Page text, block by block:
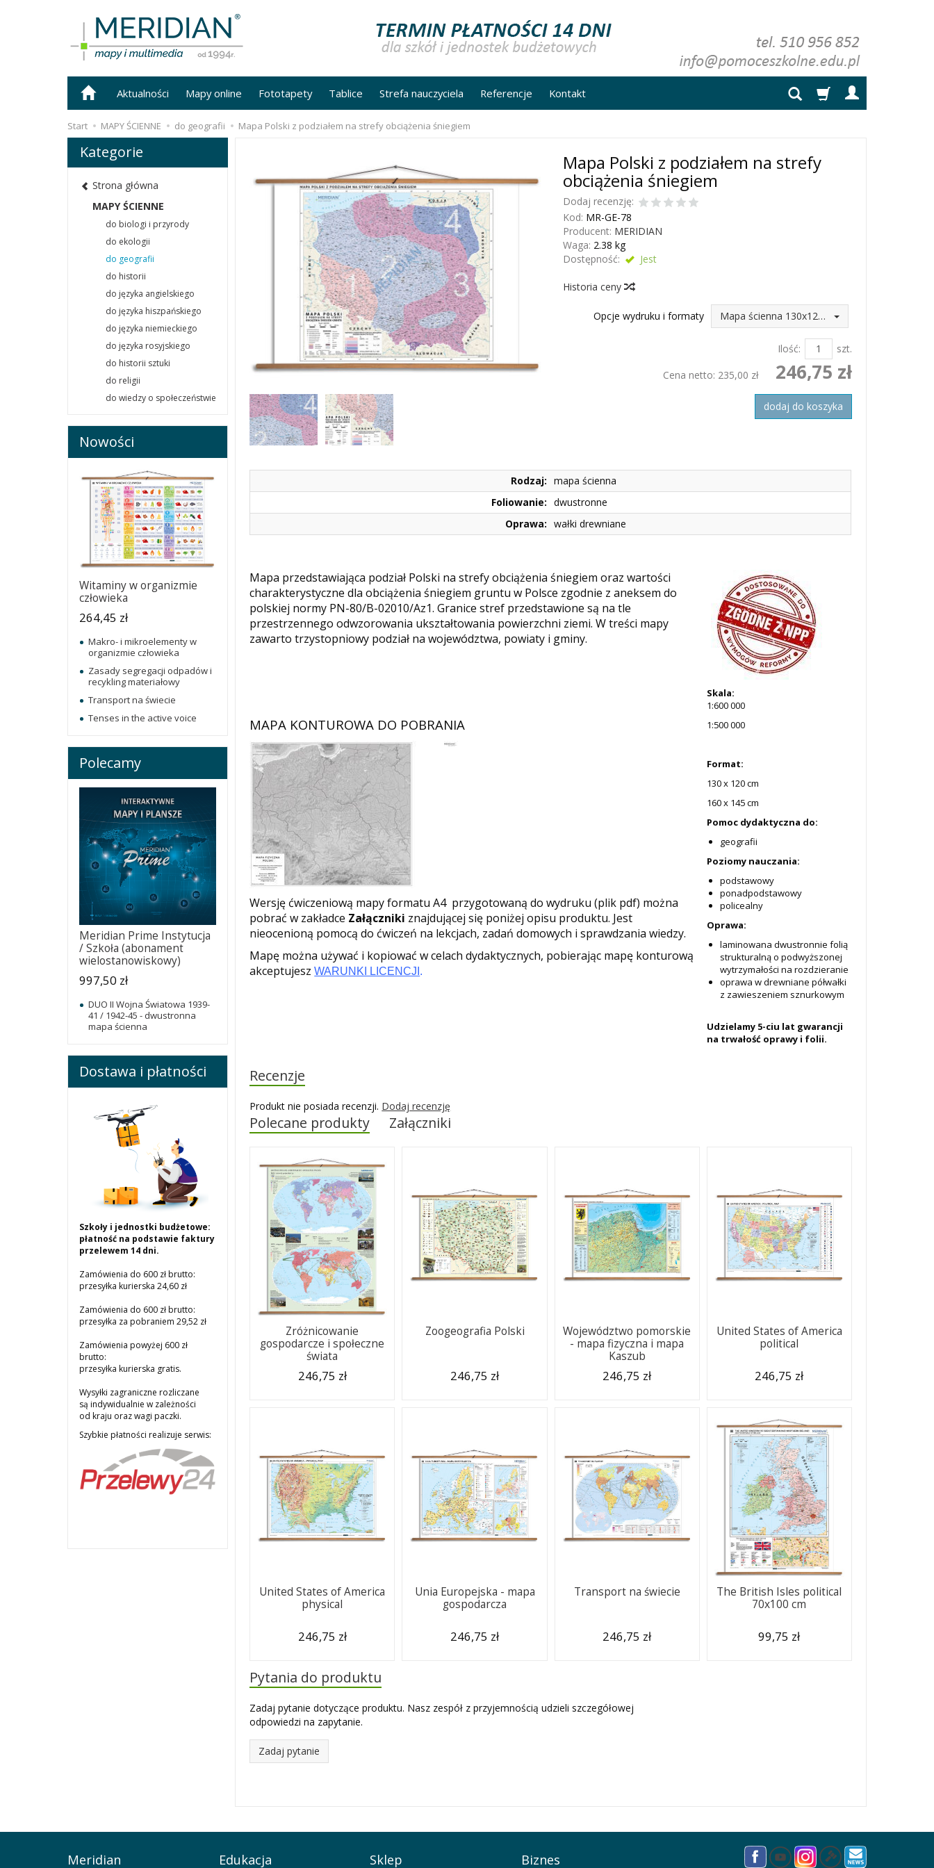
Aktualności Mapy online Fototapety Tablice Strefa nauczyciela Referencje Kontakt
Start MAPY ŚCIENNE do geografii Mapa Polski z podziałem na strefy obciążenia śniegiem
Mapa Polski z podziałem na strefy
obciążenia śniegiem
Dodaj recenzję:
Kod: MR-GE-78
Producent: MERIDIAN
Waga: 2.38 kg
Dostępność:
Jest
Historia ceny
Opcje wydruku i formaty Mapa ścienna 130x120 (246,75 zł)
Ilość:
szt.
Cena netto: 235,00 zł 246,75 zł
dodaj do koszyka
Rodzaj: mapa ścienna
Foliowanie: dwustronne
Oprawa: wałki drewniane
Mapa przedstawiająca podział Polski na strefy obciążenia śniegiem oraz wartości
charakterystyczne dla obciążenia śniegiem gruntu w Polsce zgodnie z aneksem do
polskiej normy PN-80/B-02010/Az1. Granice stref przedstawione są na tle
przestrzennego odwzorowania ukształtowania powierzchni ziemi. W treści mapy
zawarto trzystopniowy podział na województwa, powiaty i gminy.
MAPA KONTUROWA DO POBRANIA
Wersję ćwiczeniową mapy formatu A4 przygotowaną do wydruku (plik pdf) można
pobrać w zakładce Załączniki znajdującej się poniżej opisu produktu. Jest
nieocenioną pomocą do ćwiczeń na lekcjach, zadań domowych i sprawdzania wiedzy.
Mapę można używać i kopiować w celach dydaktycznych, pobierając mapę konturową
akceptujeszWARUNKI LICENCJI .
Skala:
1:600 000
1:500 000
Format:
130 x 120 cm
160 x 145 cm
Pomoc dydaktyczna do:
geografii
Poziomy nauczania:
podstawowy
ponadpodstawowy
policealny
Oprawa:
laminowana dwustronnie folią
strukturalną o podwyższonej
wytrzymałości na rozdzieranie
oprawa w drewniane półwałki
z zawieszeniem sznurkowym
Udzielamy 5-ciu lat gwarancji
na trwałość oprawy i folii.
Recenzje
Produkt nie posiada recenzji. Dodaj recenzję
Polecane produkty Załączniki
Zróżnicowanie
gospodarcze i społeczne
świata
246,75 zł
Zoogeografia Polski
246,75 zł
Województwo pomorskie
- mapa fizyczna i mapa
Kaszub
246,75 zł
United States of America
political
246,75 zł
United States of America
physical
246,75 zł
Unia Europejska - mapa
gospodarcza
246,75 zł
Transport na świecie
246,75 zł
The British Isles political
70x100 cm
99,75 zł
Pytania do produktu
Zadaj pytanie dotyczące produktu. Nasz zespół z przyjemnością udzieli szczegółowej
odpowiedzi na zapytanie.
Zadaj pytanie
Kategorie
Strona główna
MAPY ŚCIENNE
do biologi i przyrody
do ekologii
do geografii
do historii
do języka angielskiego
do języka hiszpańskiego
do języka niemieckiego
do języka rosyjskiego
do historii sztuki
do religii
do wiedzy o społeczeństwie
Nowości
Witaminy w organizmie
człowieka
264,45 zł
Makro- i mikroelementy w
organizmie człowieka
Zasady segregacji odpadów i
recykling materiałowy
Transport na świecie
Tenses in the active voice
Polecamy
Meridian Prime Instytucja
/ Szkoła (abonament
wielostanowiskowy)
997,50 zł
DUO II Wojna Światowa 1939-
41 / 1942-45 - dwustronna
mapa ścienna
Dostawa i płatności
Szkoły i jednostki budżetowe:
płatność na podstawie faktury
przelewem 14 dni.
Zamówienia do 600 zł brutto:
przesyłka kurierska 24,60 zł
Zamówienia do 600 zł brutto:
przesyłka za pobraniem 29,52 zł
Zamówienia powyżej 600 zł
brutto:
przesyłka kurierska gratis.
Wysyłki zagraniczne rozliczane
są indywidualnie w zależności
od kraju oraz wagi paczki.
Szybkie płatności realizuje serwis:
Meridian Edukacja Sklep Biznes